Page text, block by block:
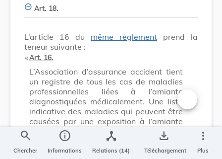
Art. 18.
L’article 16 du même règlement prend la
teneur suivante :
​ «Art. 16.
L’Association d’assurance accident tient
un registre de tous les cas de maladies
professionnelles liées à l’amiante
diagnostiquées médicalement. Une liste
indicative des maladies qui peuvent être
causées par une exposition à l’amiante
est établie à l’annexe II.
Changer la
search
Chercher
info
Informations
device_hub
Relations (14)
save_alt
Téléchargement
more_vert
Plus